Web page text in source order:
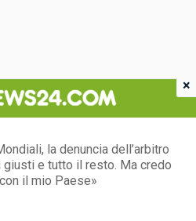
la denuncia dell’arbitro
giusti e tutto il resto. Ma credo
il mio Paese»
×